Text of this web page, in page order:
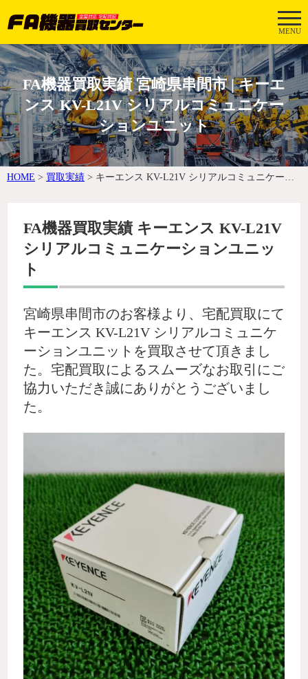
MENU
FA機器買取実績 宮崎県串間市 | キーエ
ンス KV-L21V シリアルコミュニケー
ションユニット
HOME > 買取実績 > キーエンス KV-L21V シリアルコミュニケーションユニット
FA機器買取実績 キーエンス KV-L21V
シリアルコミュニケーションユニッ
ト
宮崎県串間市のお客様より、宅配買取にて
キーエンス KV-L21V シリアルコミュニケ
ーションユニットを買取させて頂きまし
た。宅配買取によるスムーズなお取引にご
協力いただき誠にありがとうございまし
た。